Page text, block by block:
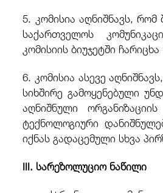
5. კომისია აღნიშნავს, რომ
საქართველოს
კომისიის ბიუჯეტში ჩარიცხა
6. კომისია ასევე
სიხშირე გამოყენებული
აღნიშნული
ტექნოლოგიური
იქნას გადაცემული სხვა
III. სარეზოლუციო ნაწილი